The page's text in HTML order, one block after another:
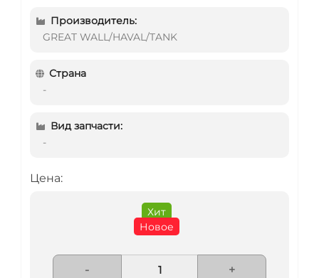
Производитель:
GREAT WALL/HAVAL/TANK
Страна
-
Вид запчасти:
-
Цена:
Хит
Новое
- +